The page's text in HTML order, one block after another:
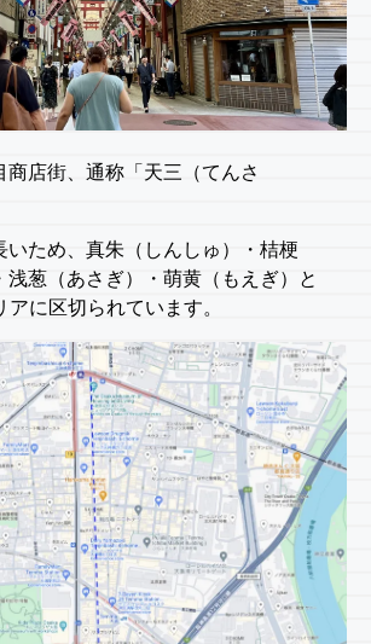
商店街、通称「天三（てんさ
いため、真朱（しんしゅ）・桔梗
浅葱（あさぎ）・萌黄（もえぎ）と
アに区切られています。